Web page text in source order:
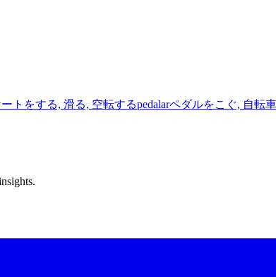
トをする, 滑る, 空転するpedalarペダルをこぐ, 自転